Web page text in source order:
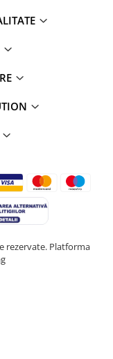
rezervate. Platforma